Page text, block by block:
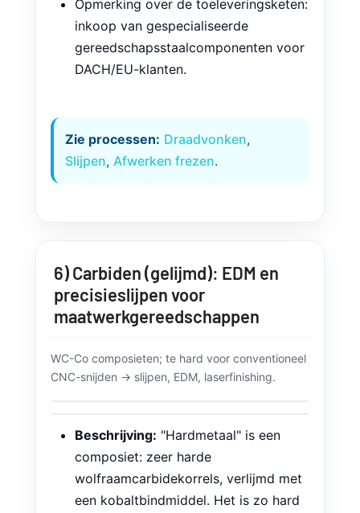
Toepassingen:Matrijzen, ponsen,
mallen, slijtdelen.
Opmerking over de toeleveringsketen:
inkoop van gespecialiseerde
6) Carbiden (gelijmd): EDM en
precisieslijpen voor
maatwerkgereedschappen
WC-Co composieten; te hard voor conventioneel
Beschrijving:"Hardmetaal" is een
composiet: zeer harde